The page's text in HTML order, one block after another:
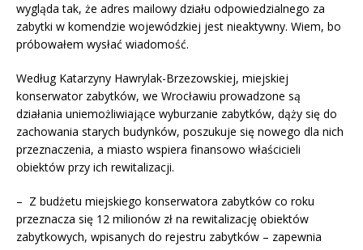
wygląda tak, że adres mailowy działu odpowiedzialnego za
zabytki w komendzie wojewódzkiej jest nieaktywny. Wiem, bo
próbowałem wysłać wiadomość.
Według Katarzyny Hawrylak-Brzezowskiej, miejskiej
konserwator zabytków, we Wrocławiu prowadzone są
działania uniemożliwiające wyburzanie zabytków, dąży się do
zachowania starych budynków, poszukuje się nowego dla nich
przeznaczenia, a miasto wspiera finansowo właścicieli
obiektów przy ich rewitalizacji.
– Z budżetu miejskiego konserwatora zabytków co roku
przeznacza się 12 milionów zł na rewitalizację obiektów
zabytkowych, wpisanych do rejestru zabytków – zapewnia